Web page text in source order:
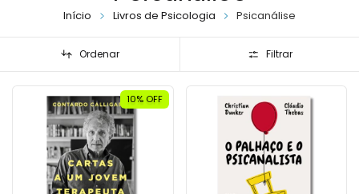
Início Livros de Psicologia Psicanálise
Ordenar Filtrar
10% OFF